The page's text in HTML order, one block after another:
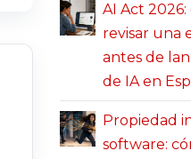
AI Act
revisar una
antes de
de IA en
Propiedad
software: